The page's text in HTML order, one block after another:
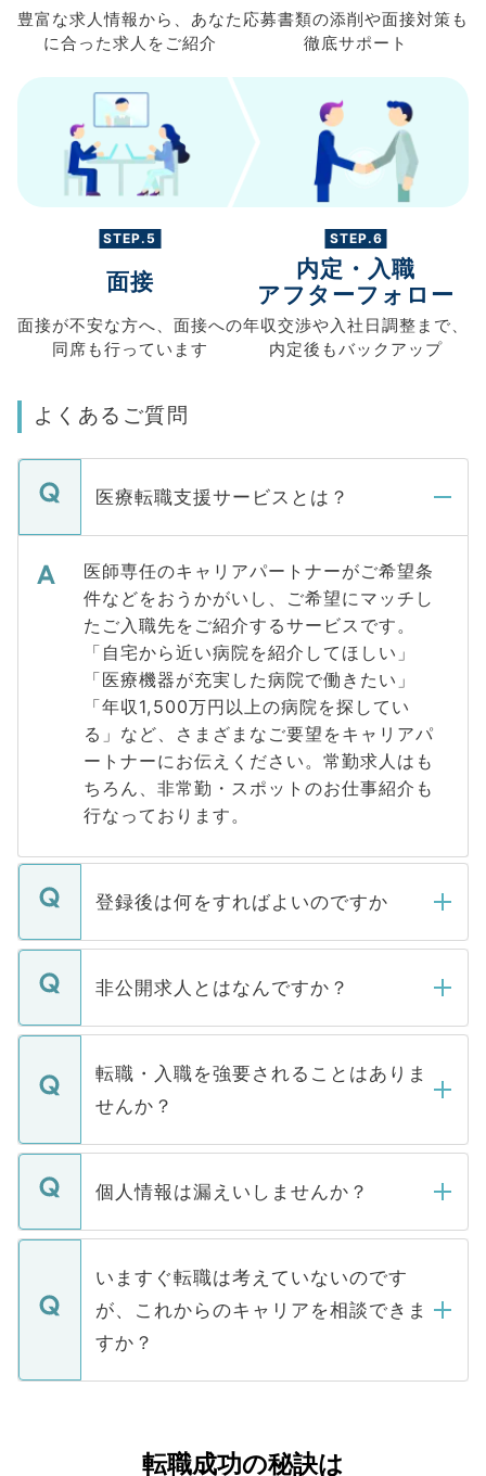
豊富な求人情報から、 あなた
に合った求人を ご紹介
応募書類の添削や面接対策も
徹底サポート
STEP.5
面接
面接が不安な方へ、 面接への
同席も行っています
STEP.6
内定・入職
アフターフォロー
年収交渉や入社日調整まで、
内定後もバックアップ
よくあるご質問
医療転職支援サービスとは？
医師専任のキャリアパートナーがご希望条
件などをおうかがいし、ご希望にマッチし
たご入職先をご紹介するサービスです。
「自宅から近い病院を紹介してほしい」
「医療機器が充実した病院で働きたい」
「年収1,500万円以上の病院を探してい
る」など、さまざまなご要望をキャリアパ
ートナーにお伝えください。常勤求人はも
ちろん、非常勤・スポットのお仕事紹介も
行なっております。
登録後は何をすればよいのですか
ご登録いただきましたら、弊社担当者がご
登録内容を確認し、その後メールもしくは
ます。通常、5営業日以内にはご連絡をせて
いただきますので、しばらくお待ちくださ
非公開求人とはなんですか？
マイナビDOCTORで取り扱っている求人の
うち約3割は、Webサイトからご覧いただ
けない「非公開求人」です。非公開求人は
下記の理由によって、一般には公開してい
ません。
■応募殺到を避けるため 人気のある医療機
関を公にしてしまうと、応募が殺到する場
に、医療機関が求める条件に合った人材の
みを人材紹介会社に依頼するケースが増え
ています。
転職・入職を強要されることはありま
せんか？
転職・入職を強要することは一切ありませ
ん。また、仮に応募先から内定をいただい
定を承諾する必要はありません。内定先へ
の辞退の連絡はキャリアパートナーが行い
個人情報は漏えいしませんか？
個人情報が漏えいすることはありませんの
で、ご安心ください。当サイトからの登録
などで収集したご登録者様の個人情報は、
ご本人のキャリアアップおよび転職活動の
支援を目的に使用いたします。お預かりし
ているすべての個人データはご本人の許可
は、個人情報の取り扱いについての厳密な
いますぐ転職は考えていないのです
が、これからのキャリアを相談できま
すか？
かがいして、現在の医療機関の状況や紹介
転職成功の秘訣は